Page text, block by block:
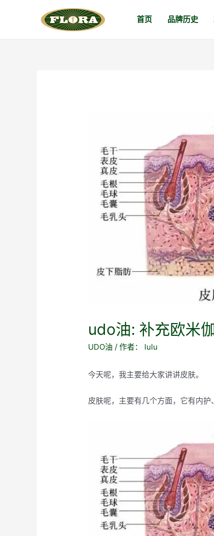
首页 品牌历史
udo油: 补充欧米
UDO油 / 作者： lulu
今天呢，我主要给大家讲讲皮肤。
皮肤呢，主要有几个方面，它有内护